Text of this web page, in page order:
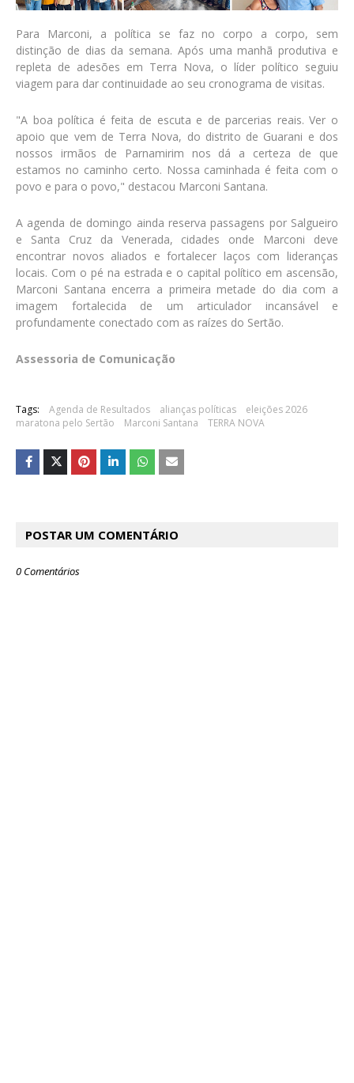
Para Marconi, a política se faz no corpo a corpo, sem
distinção de dias da semana. Após uma manhã produtiva e
repleta de adesões em Terra Nova, o líder político seguiu
viagem para dar continuidade ao seu cronograma de visitas.
"A boa política é feita de escuta e de parcerias reais. Ver o
apoio que vem de Terra Nova, do distrito de Guarani e dos
nossos irmãos de Parnamirim nos dá a certeza de que
estamos no caminho certo. Nossa caminhada é feita com o
povo e para o povo," destacou Marconi Santana.
A agenda de domingo ainda reserva passagens por Salgueiro
e Santa Cruz da Venerada, cidades onde Marconi deve
encontrar novos aliados e fortalecer laços com lideranças
locais. Com o pé na estrada e o capital político em ascensão,
Marconi Santana encerra a primeira metade do dia com a
imagem fortalecida de um articulador incansável e
profundamente conectado com as raízes do Sertão.
Assessoria de Comunicação
Tags: Agenda de Resultados alianças políticas
eleições 2026
maratona pelo Sertão
Marconi Santana TERRA NOVA
POSTAR UM COMENTÁRIO
0 Comentários